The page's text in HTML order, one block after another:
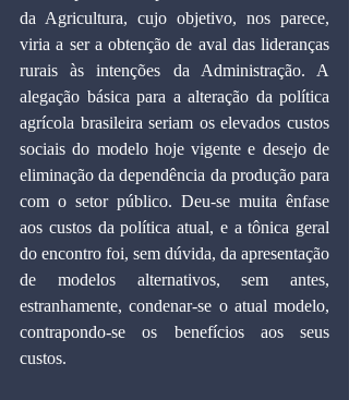
da Agricultura, cujo objetivo, nos parece,
viria a ser a obtenção de aval das lideranças
rurais às intenções da Administração. A
alegação básica para a alteração da política
agrícola brasileira seriam os elevados custos
sociais do modelo hoje vigente e desejo de
eliminação da dependência da produção para
com o setor público. Deu-se muita ênfase
aos custos da política atual, e a tônica geral
do encontro foi, sem dúvida, da apresentação
de modelos alternativos, sem antes,
estranhamente, condenar-se o atual modelo,
contrapondo-se os benefícios aos seus
custos.